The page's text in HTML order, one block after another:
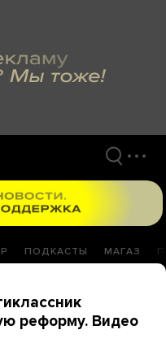
ПОДКАСТЫ МАГАЗ
реформу. Видео